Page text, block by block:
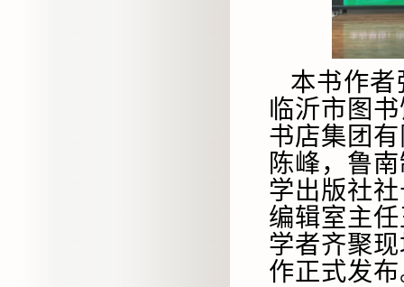
本书作
临沂市图
书店集团
陈峰，鲁
学出版社
编辑室主
学者齐聚
作正式发